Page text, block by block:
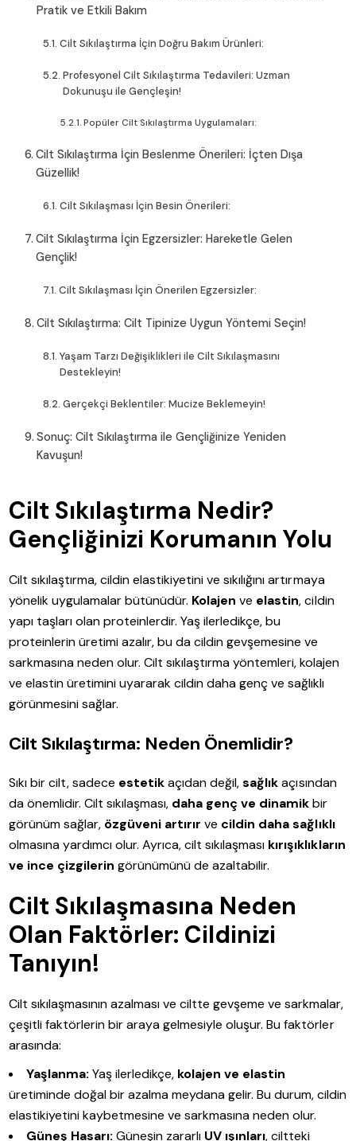
Pratik ve Etkili Bakım
Cilt Sıkılaştırma İçin Doğru Bakım Ürünleri:
Profesyonel Cilt Sıkılaştırma Tedavileri: Uzman
Dokunuşu ile Gençleşin!
Popüler Cilt Sıkılaştırma Uygulamaları:
Cilt Sıkılaştırma İçin Beslenme Önerileri: İçten Dışa
Güzellik!
Cilt Sıkılaşması İçin Besin Önerileri:
Cilt Sıkılaştırma İçin Egzersizler: Hareketle Gelen
Gençlik!
Cilt Sıkılaşması İçin Önerilen Egzersizler:
Cilt Sıkılaştırma: Cilt Tipinize Uygun Yöntemi Seçin!
Yaşam Tarzı Değişiklikleri ile Cilt Sıkılaşmasını
Destekleyin!
Gerçekçi Beklentiler: Mucize Beklemeyin!
Sonuç: Cilt Sıkılaştırma ile Gençliğinize Yeniden
Kavuşun!
Cilt Sıkılaştırma Nedir?
Gençliğinizi Korumanın Yolu
Cilt sıkılaştırma, cildin elastikiyetini ve sıkılığını artırmaya
yönelik uygulamalar bütünüdür. Kolajen ve elastin, cildin
yapı taşları olan proteinlerdir. Yaş ilerledikçe, bu
proteinlerin üretimi azalır, bu da cildin gevşemesine ve
sarkmasına neden olur. Cilt sıkılaştırma yöntemleri, kolajen
ve elastin üretimini uyararak cildin daha genç ve sağlıklı
görünmesini sağlar.
Cilt Sıkılaştırma: Neden Önemlidir?
Sıkı bir cilt, sadece estetikaçıdan değil,sağlıkaçısından
da önemlidir. Cilt sıkılaşması, daha genç ve dinamikbir
görünüm sağlar, özgüveni artırır ve cildin daha sağlıklı
olmasına yardımcı olur. Ayrıca, cilt sıkılaşması kırışıklıkların
ve ince çizgilerin görünümünü de azaltabilir.
Cilt Sıkılaşmasına Neden
Olan Faktörler: Cildinizi
Tanıyın!
Cilt sıkılaşmasının azalması ve ciltte gevşeme ve sarkmalar,
çeşitli faktörlerin bir araya gelmesiyle oluşur. Bu faktörler
arasında:
Yaşlanma: Yaş ilerledikçe, kolajen ve elastin
üretiminde doğal bir azalma meydana gelir. Bu durum, cildin
elastikiyetini kaybetmesine ve sarkmasına neden olur.
Güneş Hasarı: Güneşin zararlı UV ışınları, ciltteki